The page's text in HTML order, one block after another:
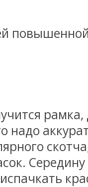
надо